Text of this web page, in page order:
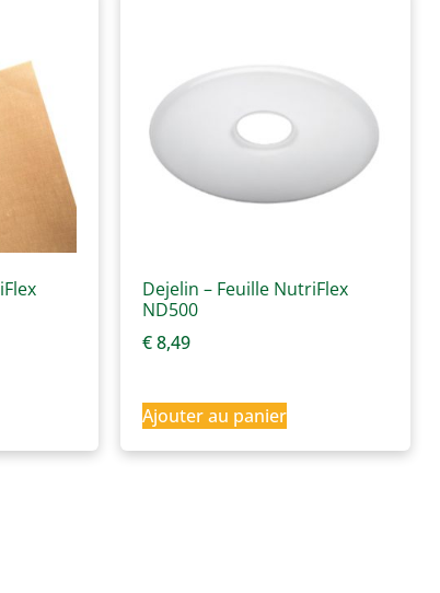
Dejelin – Feuille NutriFlex
ND500
€8,49
Ajouter au panier